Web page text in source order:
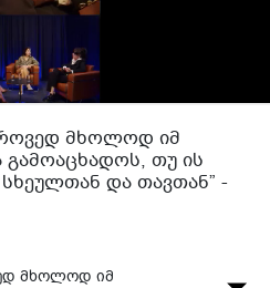
მხოლოდ იმ
გამოაცხადოს, თუ ის
და თავთან” -
მხოლოდ იმ